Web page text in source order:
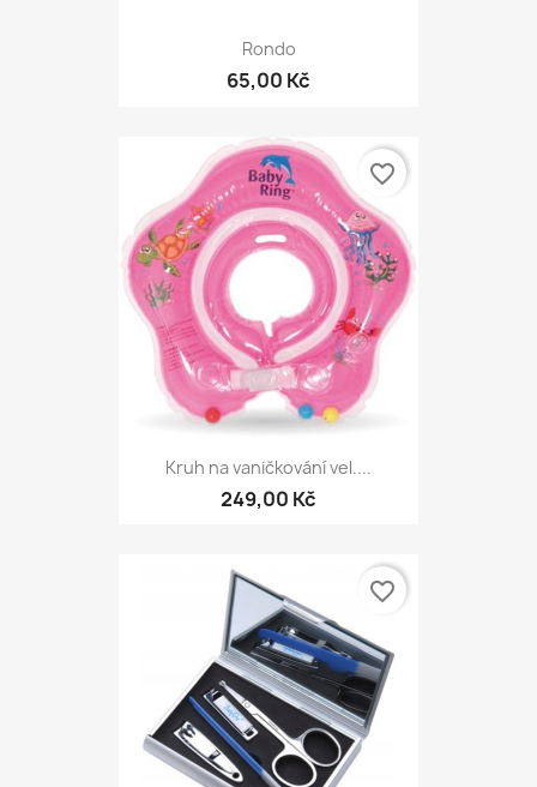
Rondo
65,00 Kč
Kruh na vaničkování vel....
249,00 Kč
favorite_border
favorite_border